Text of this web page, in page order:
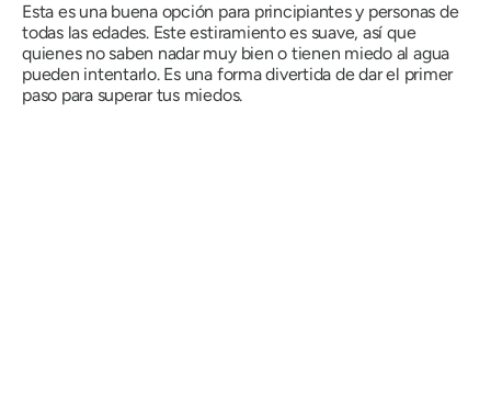
Esta es una buena opción para principiantes y personas de
todas las edades. Este estiramiento es suave, así que
quienes no saben nadar muy bien o tienen miedo al agua
pueden intentarlo. Es una forma divertida de dar el primer
paso para superar tus miedos.